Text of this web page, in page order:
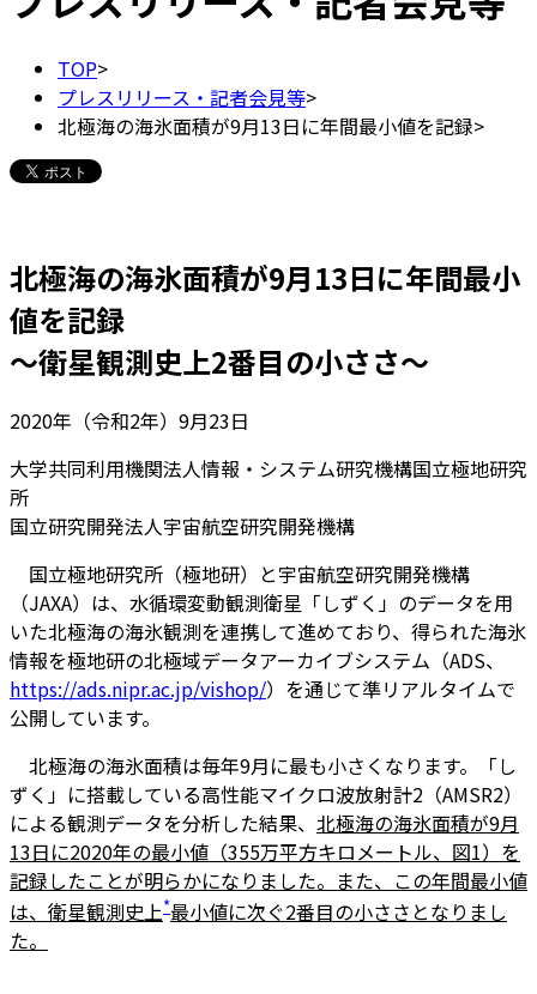
TOP>
プレスリリース・記者会見等>
北極海の海氷面積が9月13日に年間最小値を記録>
北極海の海氷面積が9月13日に年間最小
値を記録
～衛星観測史上2番目の小ささ～
2020年（令和2年）9月23日
大学共同利用機関法人情報・システム研究機構国立極地研究
所
国立研究開発法人宇宙航空研究開発機構
国立極地研究所（極地研）と宇宙航空研究開発機構
（JAXA）は、水循環変動観測衛星「しずく」のデータを用
いた北極海の海氷観測を連携して進めており、得られた海氷
情報を極地研の北極域データアーカイブシステム（ADS、
https://ads.nipr.ac.jp/vishop/）を通じて準リアルタイムで
公開しています。
北極海の海氷面積は毎年9月に最も小さくなります。「し
ずく」に搭載している高性能マイクロ波放射計2（AMSR2）
による観測データを分析した結果、 北極海の海氷面積が9月
13日に2020年の最小値（355万平方キロメートル、図1）を
記録したことが明らかになりました。また、この年間最小値
は、衛星観測史上*最小値に次ぐ2番目の小ささとなりまし
た。